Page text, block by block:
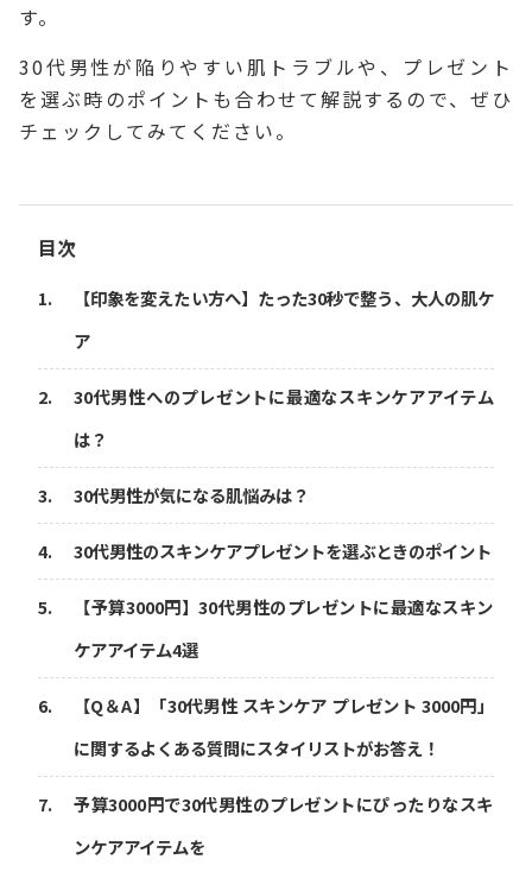
す。
30代男性が陥りやすい肌トラブルや、プレゼント
を選ぶ時のポイントも合わせて解説するので、ぜひ
チェックしてみてください。
目次
【印象を変えたい方へ】たった30秒で整う、大人の肌ケ
ア
30代男性へのプレゼントに最適なスキンケアアイテム
は？
30代男性が気になる肌悩みは？
30代男性のスキンケアプレゼントを選ぶときのポイント
【予算3000円】30代男性のプレゼントに最適なスキン
ケアアイテム4選
【Q＆A】「30代男性 スキンケア プレゼント 3000円」
に関するよくある質問にスタイリストがお答え！
予算3000円で30代男性のプレゼントにぴったりなスキ
ンケアアイテムを